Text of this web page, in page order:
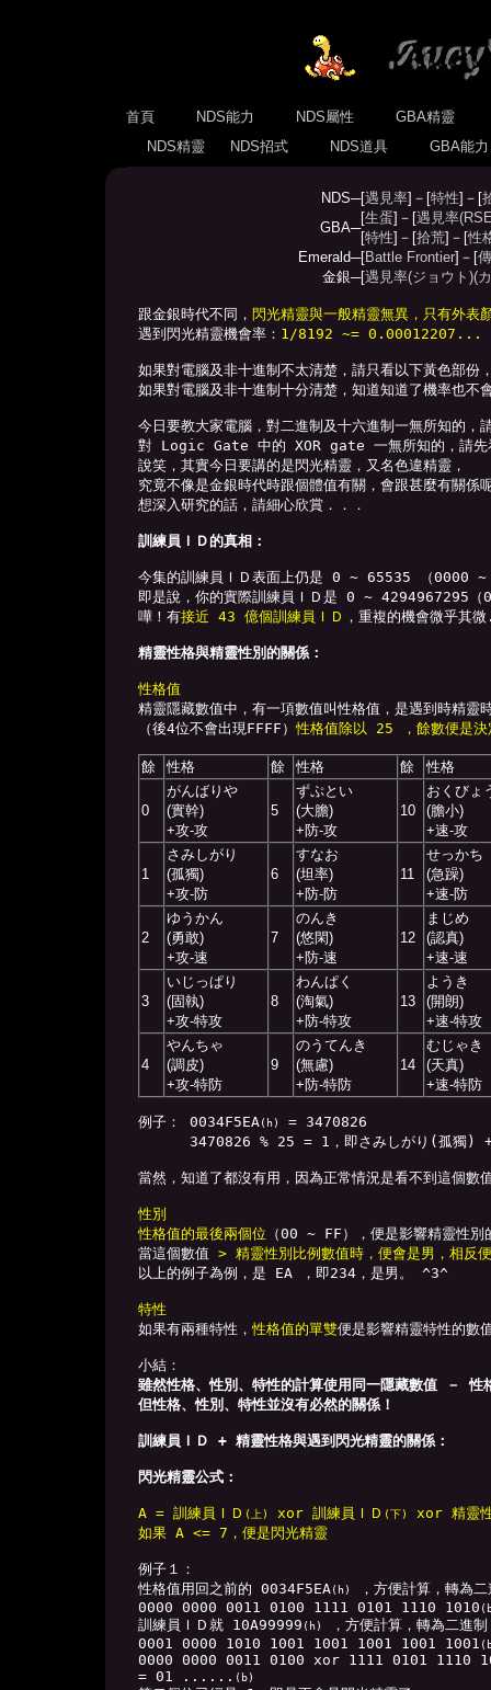
首頁 NDS能力 NDS屬性
GBA精靈
NDS精靈
NDS招式 NDS道具 GBA能
NDS─[遇見率]－[特性]－[
GBA─
[生蛋]－[遇見率
[特性]－[拾荒]－[性
Emerald─[Battle Frontier]－[
金銀─[遇見率(ジョウト)(
跟金銀時代不同， 閃光精靈與一般精靈無異，只有外表
遇到閃光精靈機會率： 1/8192 ~= 0.00012207...（
如果對電腦及非十進制不太清楚，請只看以下黃色部份
如果對電腦及非十進制十分清楚，知道知道了機率也不
今日要教大家電腦，對二進制及十六進制一無所知的，
對 Logic Gate 中的 XOR gate 一無所知的，請先
說笑，其實今日要講的是閃光精靈，又名色違精靈，
究竟不像是金銀時代時跟個體值有關，會跟甚麼有關係
想深入研究的話，請細心欣賞．．．
訓練員ＩＤ的真相：
今集的訓練員ＩＤ表面上仍是 0 ~ 65535 （0000 ~
即是說，你的實際訓練員ＩＤ是 0 ~ 4294967295
嘩！有接近 43 億個訓練員ＩＤ ，重複的機會微乎
精靈性格與精靈性別的關係：
性格值
精靈隱藏數值中，有一項數值叫性格值，是遇到時精
（後4位不會出現FFFF）性格值除以 25 ，餘數便是決
餘 性格 餘 性格 餘 性格
0
がんばりや
(實幹)
+攻-攻
5
ずぷとい
(大膽)
+防-攻
10
おくびょ
(膽小)
+速-攻
1
さみしがり
(孤獨)
+攻-防
6
すなお
(坦率)
+防-防
11
せっかち
(急躁)
+速-防
2
ゆうかん
(勇敢)
+攻-速
7
のんき
(悠閑)
+防-速
12
まじめ
(認真)
+速-速
3
いじっぱり
(固執)
+攻-特攻
8
わんぱく
(淘氣)
+防-特攻
13
ようき
(開朗)
+速-特攻
4
やんちゃ
(調皮)
+攻-特防
9
のうてんき
(無慮)
+防-特防
14
むじゃき
(天真)
+速-特防
例子： 0034F5EA(h)
= 3470826
3470826 % 25 = 1，即さみしがり(孤獨)
當然，知道了都沒有用，因為正常情況是看不到這個數
性別
性格值的最後兩個位 （00 ~ FF），便是影響精靈性別
當這個數值 > 精靈性別比例數值時，便會是男，相反
以上的例子為例，是 EA ，即234，是男。 ^3^
特性
如果有兩種特性，性格值的單雙便是影響精靈特性的數
雖然性格、性別、特性的計算使用同一隱藏數值 － 性
但性格、性別、特性並沒有必然的關係！
訓練員ＩＤ + 精靈性格與遇到閃光精靈的關係：
閃光精靈公式：
A = 訓練員ＩＤ (上) xor 訓練員ＩＤ (下)
xor 精靈
如果 A <= 7，便是閃光精靈
例子１：
性格值用回之前的 0034F5EA(h)
，方便計算，轉為二
0000 0000 0011 0100 1111 0101 1110 1010
訓練員ＩＤ就 10A99999 (h)
，方便計算，轉為二進制
0001 0000 1010 1001 1001 1001 1001 1001
0000 0000 0011 0100 xor 1111 0101 1110
= 01 ...... (b)